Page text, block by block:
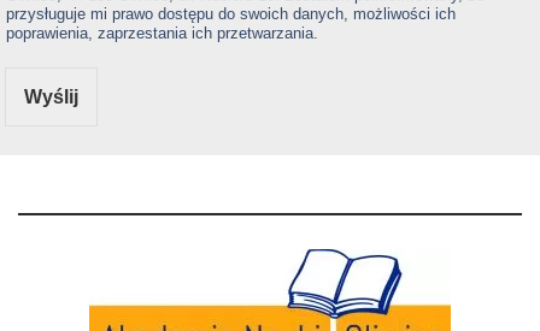
przysługuje mi prawo dostępu do swoich danych, możliwości ich
poprawienia, zaprzestania ich przetwarzania.
Wyślij